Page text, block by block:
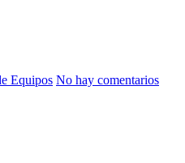
Equipos No hay comentarios